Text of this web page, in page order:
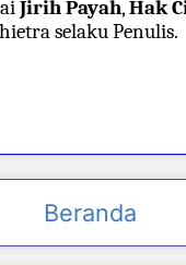
Jirih Payah,Hak
selaku Penulis.
Beranda